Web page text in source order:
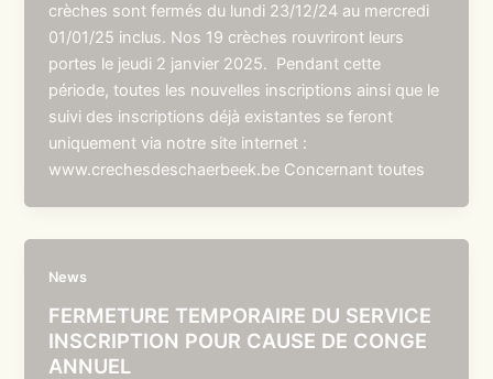
crèches sont fermés du lundi 23/12/24 au mercredi
01/01/25 inclus. Nos 19 crèches rouvriront leurs
portes le jeudi 2 janvier 2025. Pendant cette
période, toutes les nouvelles inscriptions ainsi que le
suivi des inscriptions déjà existantes se feront
uniquement via notre site internet :
www.crechesdeschaerbeek.be Concernant toutes
News
FERMETURE TEMPORAIRE DU SERVICE
INSCRIPTION POUR CAUSE DE CONGE
ANNUEL